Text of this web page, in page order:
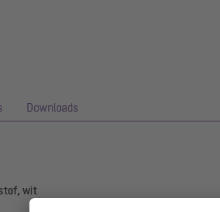
Downloads
wit